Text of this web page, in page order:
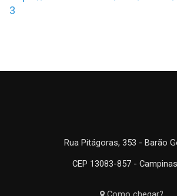
3
Rua Pitágoras, 353 - Barão
CEP 13083-857 -